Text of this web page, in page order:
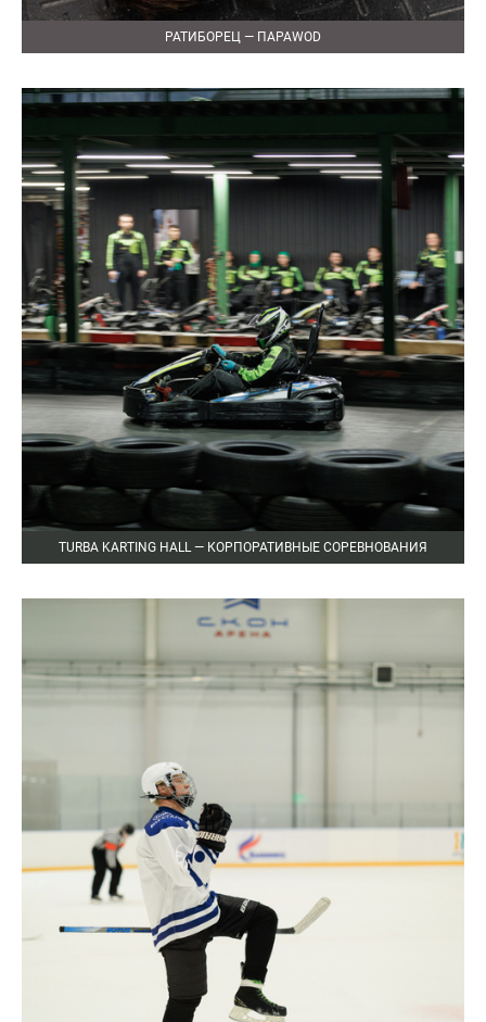
РАТИБОРЕЦ — ПАРАWOD
TURBA KARTING HALL — КОРПОРАТИВНЫЕ СОРЕВНОВАНИЯ